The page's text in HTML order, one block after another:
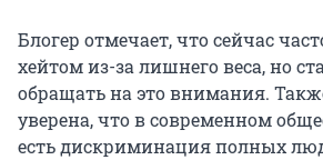
Блогер отмечает, что сейчас
хейтом из-за лишнего веса, но
обращать на это внимания.
уверена, что в современном
есть дискриминация полных